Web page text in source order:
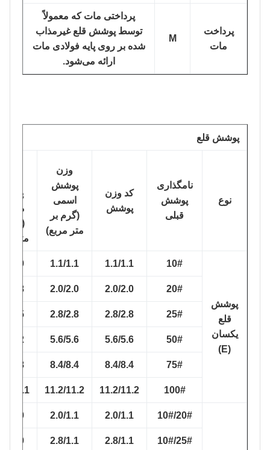
پرداخت
پرداختی مات که معمولاً
توسط پوشش قلع غیرمذاب
شده بر روی پایه فولادی مات
ارائه می‌شود.
پوشش قلع
نامگذاری
پوشش
کد وزن
پوشش
پوشش
اسمی
(گرم بر
متر مربع)
پوشش
متوسط
(گرم بر
متر مربع)
پوشش
یکسان
1.1/1.1
1.1/1.1
0.9/0.9
2.0/2.0
2.0/2.0
1.8/1.8
2.8/2.8
2.8/2.8
2.5/2.5
5.6/5.6
5.6/5.6
5.2/5.2
8.4/8.4
8.4/8.4
7.8/7.8
100#
11.2/11.2
11.2/11.2
10.1/10.1
2.0/1.1
2.0/1.1
1.8/0.9
2.8/1.1
2.8/1.1
2.5/0.9